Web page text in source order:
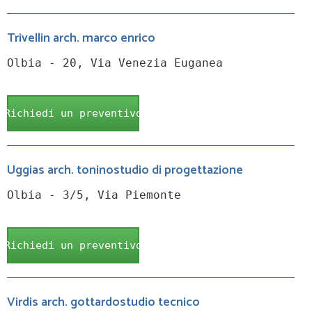
Trivellin arch. marco enrico
Olbia - 20, Via Venezia Euganea
Richiedi un preventivo
Uggias arch. toninostudio di progettazione
Olbia - 3/5, Via Piemonte
Richiedi un preventivo
Virdis arch. gottardostudio tecnico